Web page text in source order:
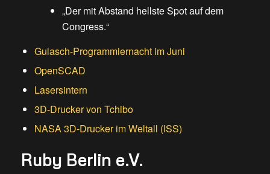
„Der mit Abstand hellste Spot auf dem
Congress.“
Gulasch-Programmiernacht im Juni
OpenSCAD
Lasersintern
3D-Drucker von Tchibo
NASA 3D-Drucker im Weltall (ISS)
Ruby Berlin e.V.